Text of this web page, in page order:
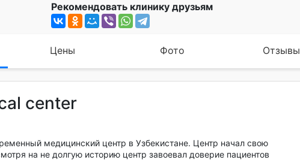
Рекомендовать клинику друзьям
Цены Фото Отзывы
center
медицинский центр в Узбекистане. Центр начал свою
на не долгую историю центр завоевал доверие пациентов